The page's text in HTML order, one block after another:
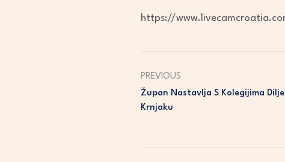
https://
PREVIOUS
Župan Nastavlja S Kolegijima
Krnjaku